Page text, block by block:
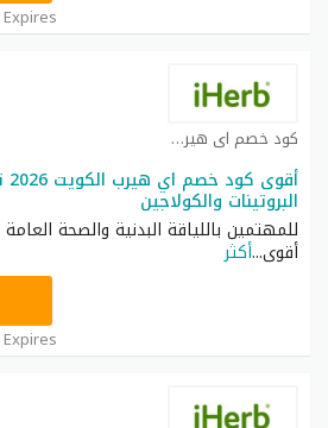
كود خصم اي هيرب كوبون
البروتينات والكولاجين
للمهتمين باللياقة البدنية والصحة
أقوى...أكثر